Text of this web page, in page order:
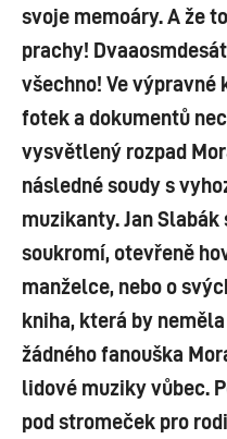
svoje memoáry. A že
prachy!
všechno! Ve
fotek a dokumentů
vysvětlený rozpad
následné soudy s
muzikanty. Jan
soukromí, otevřeně
manželce, nebo o
kniha, která by
žádného fanouška
lidové muziky vůbec.
pod stromeček pro